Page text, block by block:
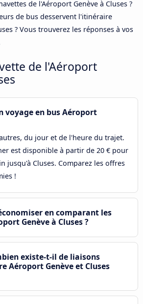
de l'Aéroport Genève à Cluses ?
de bus desservent l'itinéraire
? Vous trouverez les réponses à vos
de l'Aéroport
voyage en bus Aéroport
du jour et de l'heure du trajet.
est disponible à partir de 20 € pour
jusqu'à Cluses. Comparez les offres
!
en comparant les
Genève à Cluses ?
existe-t-il de liaisons
Aéroport Genève et Cluses